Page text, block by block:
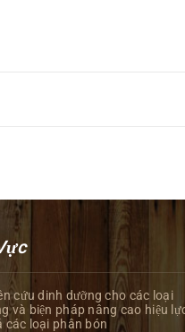
cứu dinh dưỡng cho các loại
và biện pháp nâng cao hiệu
các loại phân bón